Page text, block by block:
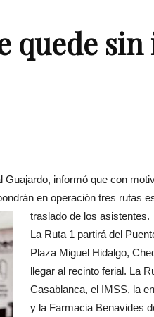
quede
Guajardo, informó que con
en operación tres rutas
traslado de los asistentes.
La Ruta 1 partirá del
Plaza Miguel Hidalgo,
llegar al recinto ferial. La
Casablanca, el IMSS, la
y la Farmacia Benavides